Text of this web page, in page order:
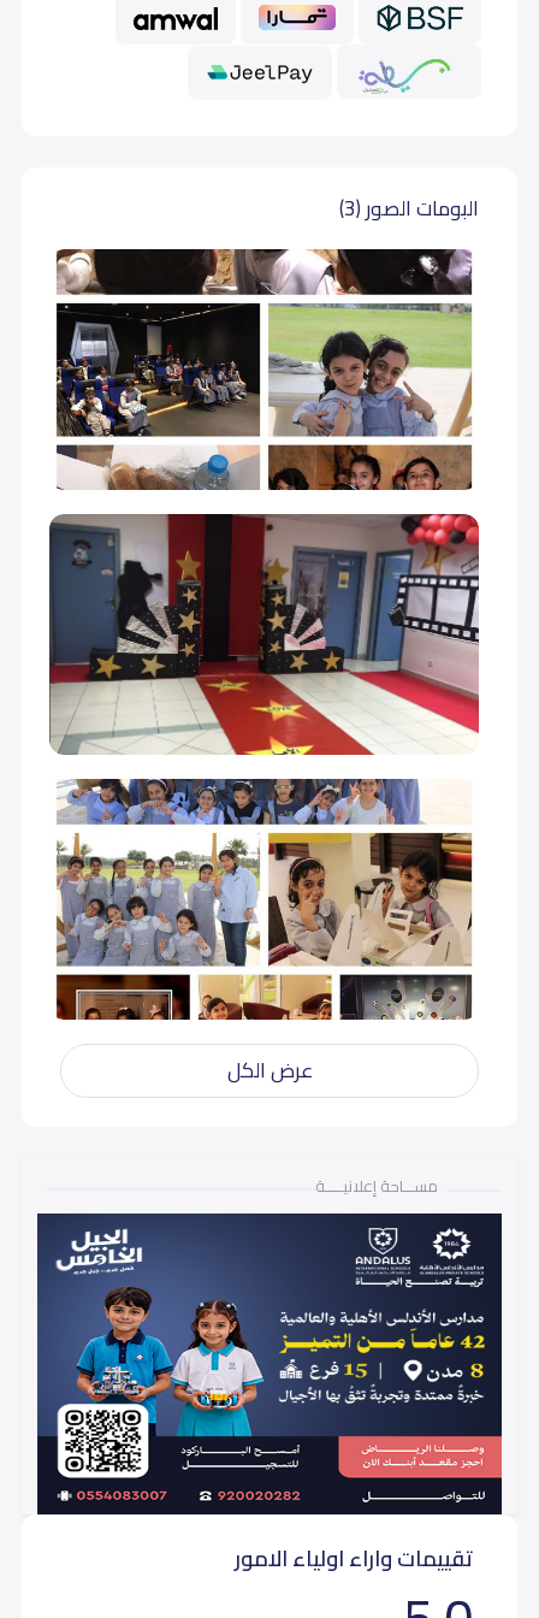
البومات الصور (3)
عرض الكل
مســـاحة إعلانيـــــة
تقييمات واراء اولياء الامور